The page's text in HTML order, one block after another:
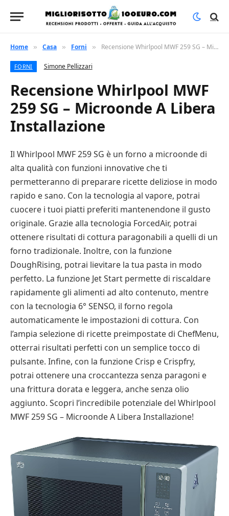
Home » Casa » Forni » Recensione Whirlpool MWF 259 SG – Microonde A Libera Installazione
FORNI Simone Pellizzari
Recensione Whirlpool MWF
259 SG – Microonde A Libera
Installazione
Il Whirlpool MWF 259 SG è un forno a microonde di
alta qualità con funzioni innovative che ti
permetteranno di preparare ricette deliziose in modo
rapido e sano. Con la tecnologia al vapore, potrai
cuocere i tuoi piatti preferiti mantenendone il gusto
originale. Grazie alla tecnologia ForcedAir, potrai
ottenere risultati di cottura paragonabili a quelli di un
forno tradizionale. Inoltre, con la funzione
DoughRising, potrai lievitare la tua pasta in modo
perfetto. La funzione Jet Start permette di riscaldare
rapidamente gli alimenti ad alto contenuto, mentre
con la tecnologia 6° SENSO, il forno regola
automaticamente le impostazioni di cottura. Con
l’ampia selezione di ricette preimpostate di ChefMenu,
otterrai risultati perfetti con un semplice tocco di
pulsante. Infine, con la funzione Crisp e Crispfry,
potrai ottenere una croccantezza senza paragoni e
una frittura dorata e leggera, anche senza olio
aggiunto. Scopri l’incredibile potenziale del Whirlpool
MWF 259 SG – Microonde A Libera Installazione!